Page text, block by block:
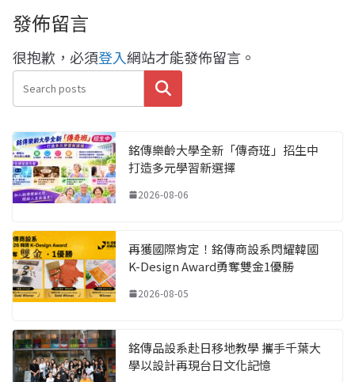
發佈留言
很抱歉，必須登入網站才能發佈留言。
搜尋
銘傳樂齡大學全新「傳奇班」招生中
打造多元學習新選擇
2026-08-06
再獲國際肯定！銘傳商設系閃耀韓國
K-Design Award勇奪雙金1優勝
2026-08-05
銘傳品設系赴日移地教學 攜手千葉大
學以設計再現台日文化記憶